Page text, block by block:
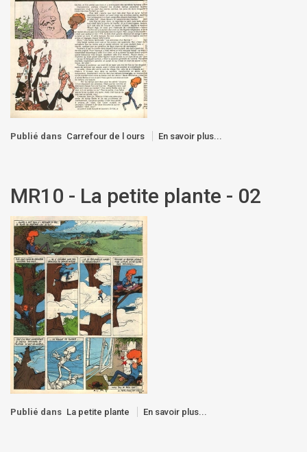
Publié dans Carrefour de l ours En savoir plus...
MR10 - La petite plante - 02
Publié dans La petite plante En savoir plus...